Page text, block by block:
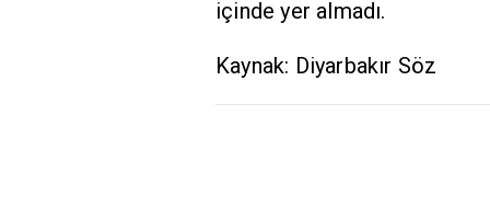
içinde yer almadı.
Kaynak: Diyarbakır Söz